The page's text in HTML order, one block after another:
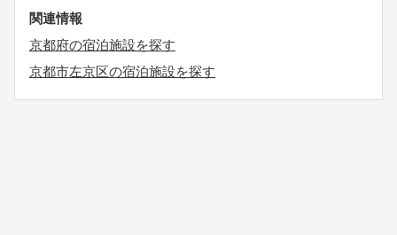
関連情報
京都府の宿泊施設を探す
京都市左京区の宿泊施設を探す